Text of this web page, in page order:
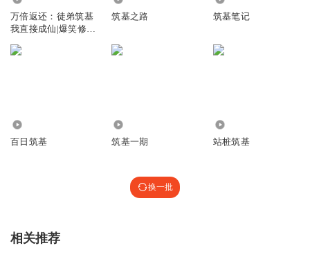
万倍返还：徒弟筑基
我直接成仙|爆笑修
筑基之路 筑基笔记
百日筑基 筑基一期 站桩筑基
换一批
相关推荐